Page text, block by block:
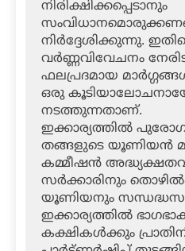
നിരിക്ഷിക്കപ്പെടാനും
നിര്‍ദ്ദേശിക്കുന്നു.
വര്‍ണ്ണവിവേചനം
ഫലപ്രദമായ
ഒരു
നടത്തുന്നതാണ്.
ഇക്കാര്യത്തില്‍
തങ്ങളുടെ യൂണിയന്‍
കമ്മീഷന്‍
സര്‍ക്കാരിനും
യൂണിയനും
ഇക്കാര്യത്തില്‍
കക്ഷികള്‍ക്കും